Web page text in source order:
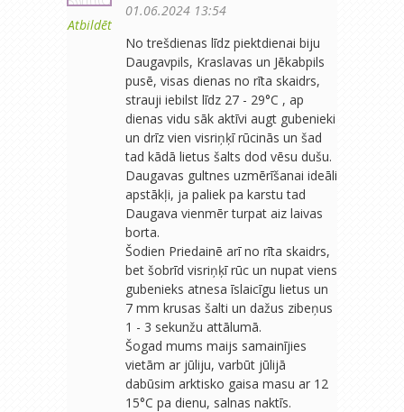
Atbildēt
01.06.2024 13:54
No trešdienas līdz piektdienai biju
Daugavpils, Kraslavas un Jēkabpils
pusē, visas dienas no rīta skaidrs,
strauji iebilst līdz 27 - 29°C , ap
dienas vidu sāk aktīvi augt gubenieki
un drīz vien visriņķī rūcinās un šad
tad kādā lietus šalts dod vēsu dušu.
Daugavas gultnes uzmērīšanai ideāli
apstākļi, ja paliek pa karstu tad
Daugava vienmēr turpat aiz laivas
borta.
Šodien Priedainē arī no rīta skaidrs,
bet šobrīd visriņķī rūc un nupat viens
gubenieks atnesa īslaicīgu lietus un
7 mm krusas šalti un dažus zibeņus
1 - 3 sekunžu attālumā.
Šogad mums maijs samainījies
vietām ar jūliju, varbūt jūlijā
dabūsim arktisko gaisa masu ar 12
15°C pa dienu, salnas naktīs.